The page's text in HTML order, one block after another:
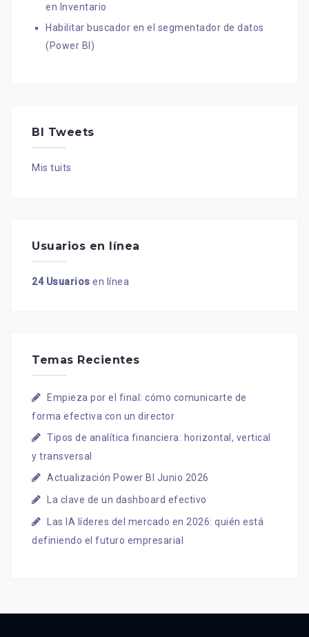
en Inventario
Habilitar buscador en el segmentador de datos
(Power BI)
BI Tweets
Mis tuits
Usuarios en línea
24 Usuarios en línea
Temas Recientes
Empieza por el final: cómo comunicarte de
forma efectiva con un director
Tipos de analítica financiera: horizontal, vertical
y transversal
Actualización Power BI Junio 2026
La clave de un dashboard efectivo
Las IA líderes del mercado en 2026: quién está
definiendo el futuro empresarial